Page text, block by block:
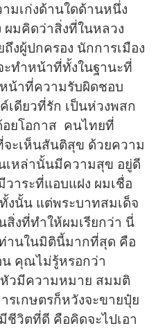
มเก่งด้านใดด้านหนึ่ง
มคิดว่าสิ่งที่ในหลวง
งผู้ปกครอง นักการเมือง
ทำหน้าที่ทั้งในฐานะที่
น้าที่ความรับผิดชอบ
เดียวที่รัก เป็นห่วงพสก
ยโอกาส คนไทยที่
ะเห็นสันติสุข ด้วยความ
เหล่านั้นมีความสุข อยู่ดี
าระที่แอบแฝง ผมเชื่อ
งนั้น แต่พระบาทสมเด็จ
สิ่งที่ทำให้ผมเรียกว่า นี่
านในมิตินี้มากที่สุด คือ
คุณไม่รู้หรอกว่า
หัวมีความหมาย สมมติ
รเกษตรก็หวังจะขายปุ๋ย
ชีวิตที่ดี คือคิดจะไปเอา